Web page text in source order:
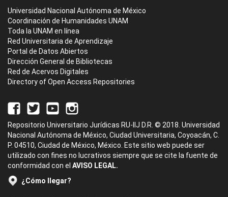
Universidad Nacional Autónoma de México
Coordinación de Humanidades UNAM
Toda la UNAM en línea
Red Universitaria de Aprendizaje
Portal de Datos Abiertos
Dirección General de Bibliotecas
Red de Acervos Digitales
Directory of Open Access Repositories
Repositorio Universitario Jurídicas RU-IIJ D.R. © 2018. Universidad
Nacional Autónoma de México, Ciudad Universitaria, Coyoacán, C.
P. 04510, Ciudad de México, México. Este sitio web puede ser
utilizado con fines no lucrativos siempre que se cite la fuente de
conformidad con el AVISO LEGAL.
¿Cómo llegar?